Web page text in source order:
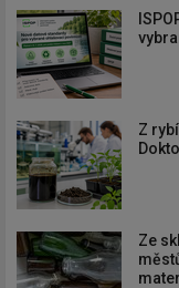
Z
Ze